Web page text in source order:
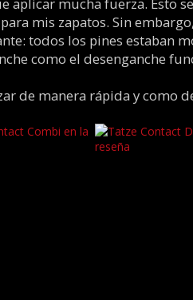
mis zapatos. Sin
todos los pines estaban
como el desenganche
de manera rápida y como